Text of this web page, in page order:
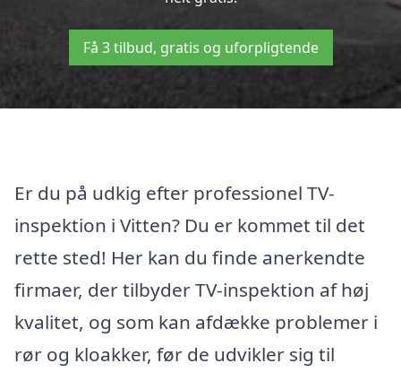
Få 3 tilbud, gratis og uforpligtende
Er du på udkig efter professionel TV-
inspektion i Vitten? Du er kommet til det
rette sted! Her kan du finde anerkendte
firmaer, der tilbyder TV-inspektion af høj
kvalitet, og som kan afdække problemer i
rør og kloakker, før de udvikler sig til